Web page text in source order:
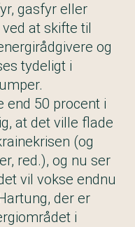
gasfyr eller
at skifte til
og
tydeligt i
end 50 procent i
at det ville flade
(og
red.), og nu ser
vil vokse endnu
der er
i